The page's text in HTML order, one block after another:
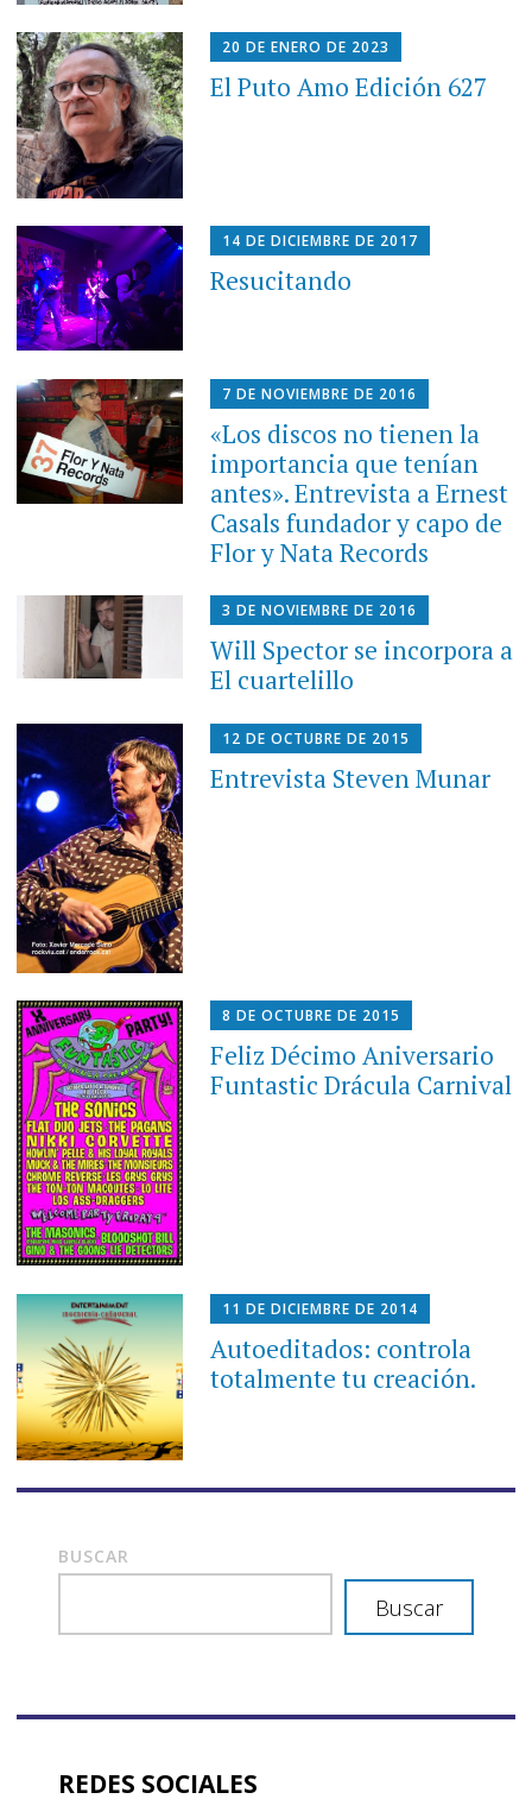
20 DE ENERO DE 2023
El Puto Amo Edición 627
14 DE DICIEMBRE DE 2017
Resucitando
7 DE NOVIEMBRE DE 2016
«Los discos no tienen la
importancia que tenían
antes». Entrevista a Ernest
Casals fundador y capo de
Flor y Nata Records
3 DE NOVIEMBRE DE 2016
Will Spector se incorpora a
El cuartelillo
12 DE OCTUBRE DE 2015
Entrevista Steven Munar
8 DE OCTUBRE DE 2015
Feliz Décimo Aniversario
Funtastic Drácula Carnival
11 DE DICIEMBRE DE 2014
Autoeditados: controla
totalmente tu creación.
BUSCAR
Buscar
REDES SOCIALES